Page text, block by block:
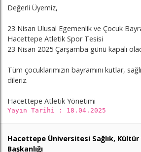
Değerli Üyemiz,
23 Nisan Ulusal Egemenlik ve Çocuk
Hacettepe Atletik Spor Tesisi
23 Nisan 2025 Çarşamba günü kapalı
Tüm çocuklarımızın bayramını kutlar,
dileriz.
Hacettepe Atletik Yönetimi
Yayın Tarihi : 18.04.2025
Hacettepe Üniversitesi Sağlık, Kültür
Başkanlığı